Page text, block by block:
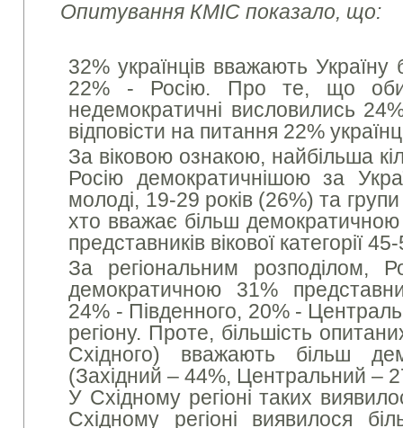
Опитування КМІС показало, що:
32% українців вважають
22% - Росію. Про те, що
недемократичні висловились
відповісти на питання 22%
За віковою ознакою, найбільша
Росію демократичнішою за
молоді, 19-29 років (26%) та
хто вважає більш
представників вікової категорії
За регіональним розподілом,
демократичною 31%
24% - Південного, 20% -
регіону. Проте, більшість
Східного) вважають більш
(Західний – 44%, Центральний –
У Східному регіоні таких
Східному регіоні виявилося